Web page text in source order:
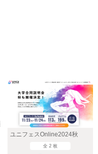
ユニフェスOnline2024秋
全 2 枚